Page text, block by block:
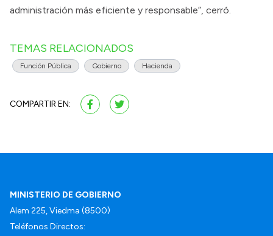
administración más eficiente y responsable”, cerró.
TEMAS RELACIONADOS
Función Pública Gobierno Hacienda
COMPARTIR EN:
MINISTERIO DE GOBIERNO
Alem 225, Viedma (8500)
Teléfonos Directos: